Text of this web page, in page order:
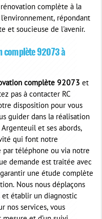
complète à la
répondant
et soucieuse de l'avenir.
complète 92073à
complète 92073 et
pas à contacter RC
disposition pour vous
guider dans la réalisation
et ses abords,
qui font notre
par téléphone ou via notre
demande est traitée avec
une étude complète
Nous nous déplaçons
et établir un diagnostic
nos services, vous